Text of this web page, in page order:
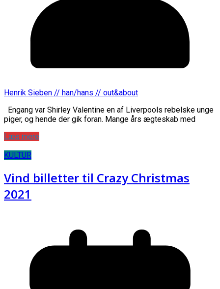
Henrik Sieben // han/hans // out&about
Engang var Shirley Valentine en af Liverpools rebelske unge
piger, og hende der gik foran. Mange års ægteskab med
Læs mere
KULTUR
Vind billetter til Crazy Christmas
2021